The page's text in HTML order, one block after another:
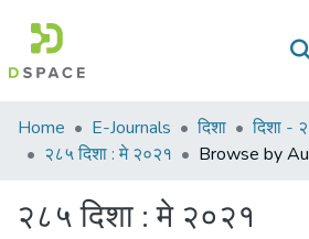
Communities
&
All of DSpace
Home E-Journals दिशा
दिशा -
२८५ दिशा : मे २०२१
Browse by
२८५ दिशा : मे २०२१